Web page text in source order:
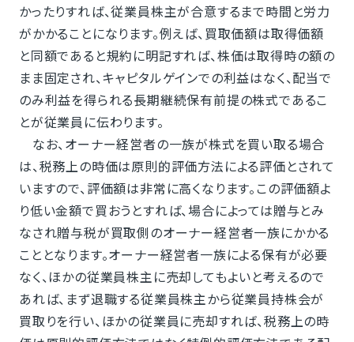
かったりすれば、従業員株主が合意するまで時間と労力
がかかることになります。例えば、買取価額は取得価額
と同額であると規約に明記すれば、株価は取得時の額の
まま固定され、キャピタルゲインでの利益はなく、配当で
のみ利益を得られる長期継続保有前提の株式であるこ
とが従業員に伝わります。
なお、オーナー経営者の一族が株式を買い取る場合
は、税務上の時価は原則的評価方法による評価とされて
いますので、評価額は非常に高くなります。この評価額よ
り低い金額で買おうとすれば、場合によっては贈与とみ
なされ贈与税が買取側のオーナー経営者一族にかかる
こととなります。オーナー経営者一族による保有が必要
なく、ほかの従業員株主に売却してもよいと考えるので
あれば、まず退職する従業員株主から従業員持株会が
買取りを行い、ほかの従業員に売却すれば、税務上の時